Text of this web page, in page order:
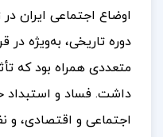
اوضاع اجتماعی ایران در
دوره تاریخی، به‌ویژه
متعددی همراه بود که
داشت. فساد و استبداد
اجتماعی و اقتصادی، و